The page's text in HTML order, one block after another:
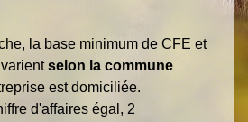
la base minimum de CFE et
selon la commune
est domiciliée.
d'affaires égal, 2